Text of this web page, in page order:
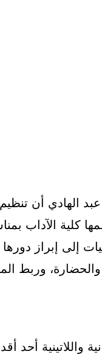
الهادي أن تنظيم
كلية الآداب
إلى إبراز دورها
والحضارة، وربط
واللاتينية أحد